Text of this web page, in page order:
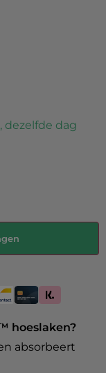
dezelfde dag
hoeslaken?
absorbeert